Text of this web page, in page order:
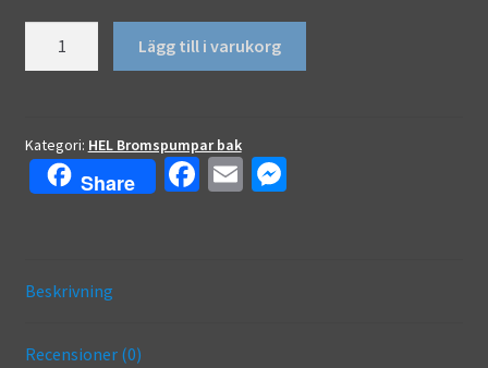
Dual-
port
mängd
Lägg till i varukorg
Kategori: HEL Bromspumpar bak
Share
Fa E M
Beskrivning
Recensioner (0)